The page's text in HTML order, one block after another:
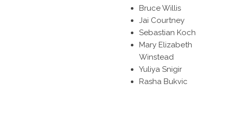
Bruce Willis
Jai Courtney
Sebastian Koch
Mary Elizabeth
Winstead
Yuliya Snigir
Rasha Bukvic